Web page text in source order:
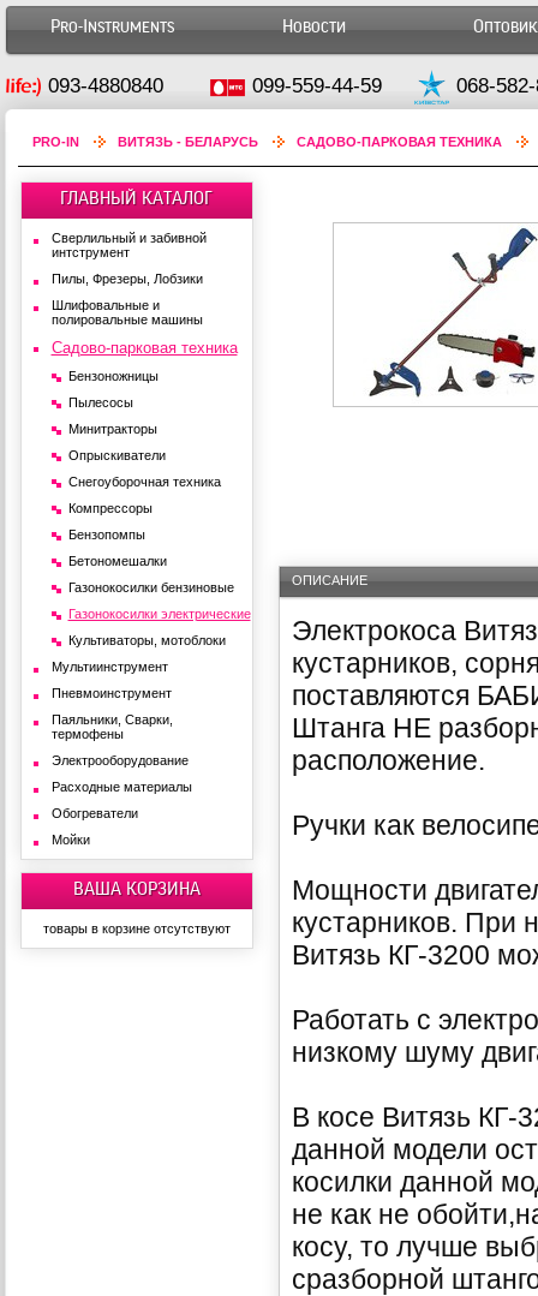
Pro-Instruments Новости
093-4880840 099-559-44-59 068-
PRO-IN ВИТЯЗЬ - БЕЛАРУСЬ САДОВО-ПАРКОВАЯ ТЕХНИКА
ГЛАВНЫЙ КАТАЛОГ
Сверлильный и забивной
интструмент
Пилы, Фрезеры, Лобзики
Шлифовальные и
полировальные машины
Садово-парковая техника
Бензоножницы
Пылесосы
Минитракторы
Опрыскиватели
Снегоуборочная техника
Компрессоры
Бензопомпы
Бетономешалки
Газонокосилки бензиновые
Газонокосилки электрические
Культиваторы, мотоблоки
Мультиинструмент
Пневмоинструмент
Паяльники, Сварки,
термофены
Электрооборудование
Расходные материалы
Обогреватели
Мойки
ВАША КОРЗИНА
товары в корзине отсутствуют
ОПИСАНИЕ
Электрокоса
кустарников,
поставляются
Штанга НЕ
расположение.
Ручки как
Мощности
кустарников. При
Витязь КГ-3200
Работать с
низкому шуму
В косе Витязь КГ-
данной модели
косилки данной
не как не
косу, то лучше
сразборной